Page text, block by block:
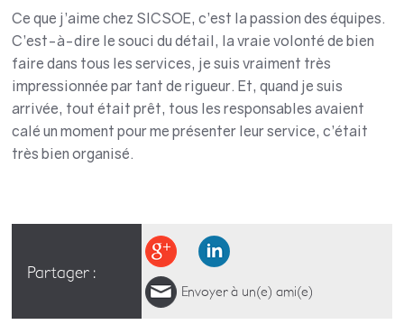
Ce que j’aime chez SICSOE, c’est la passion des équipes.
C’est-à-dire le souci du détail, la vraie volonté de bien
faire dans tous les services, je suis vraiment très
impressionnée par tant de rigueur. Et, quand je suis
arrivée, tout était prêt, tous les responsables avaient
calé un moment pour me présenter leur service, c’était
très bien organisé.
Partager :
Envoyer à un(e) ami(e)